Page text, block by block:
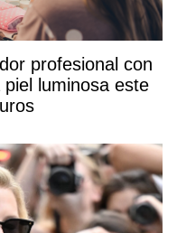
profesional con
luminosa este